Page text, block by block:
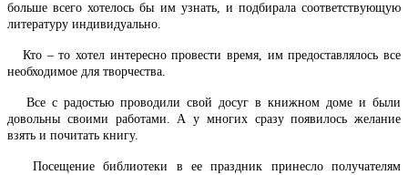
больше всего хотелось бы им узнать, и подбирала соответствующую
литературу индивидуально.
Кто – то хотел интересно провести время, им предоставлялось все
необходимое для творчества.
Все с радостью проводили свой досуг в книжном доме и были
довольны своими работами. А у многих сразу появилось желание
взять и почитать книгу.
Посещение библиотеки в ее праздник принесло получателям